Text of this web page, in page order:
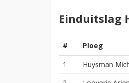
Einduitslag
# Ploeg
1
Huysman